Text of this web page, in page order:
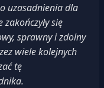
uzasadnienia dla
się
sprawny i zdolny
wiele kolejnych
tę